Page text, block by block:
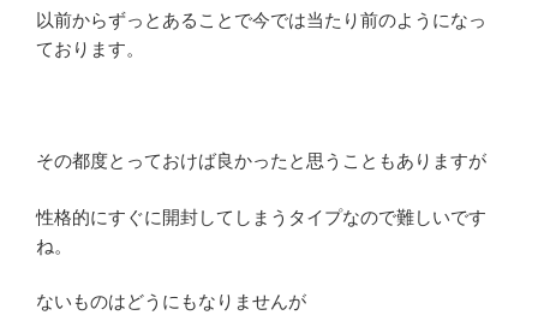
以前からずっとあることで今では当たり前のようになっ
ております。
その都度とっておけば良かったと思うこともありますが
性格的にすぐに開封してしまうタイプなので難しいです
ね。
ないものはどうにもなりませんが